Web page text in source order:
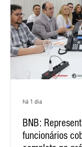
BNB:
funcionários
há 1 dia